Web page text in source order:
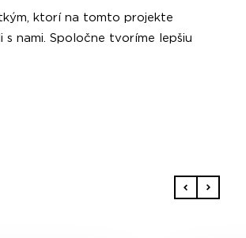
ktorí na tomto projekte
s nami. Spoločne tvoríme lepšiu